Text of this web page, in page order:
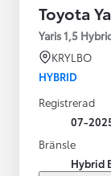
Toyota
Yaris 1,5
KRYLBO
HYBRID
Registrerad
07-
Bränsle
Hybrid